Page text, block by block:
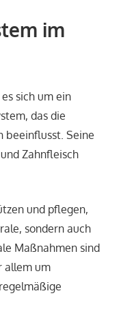
im
sich um ein
das die
beeinflusst. Seine
Zahnfleisch
und pflegen,
sondern auch
Maßnahmen sind
allem um